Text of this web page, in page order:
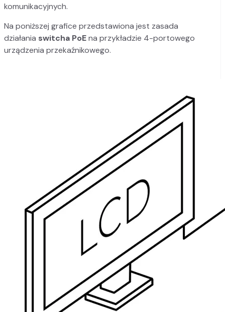
komunikacyjnych.
Na poniższej grafice przedstawiona jest zasada
działania switcha PoEna przykładzie 4-portowego
urządzenia przekaźnikowego.